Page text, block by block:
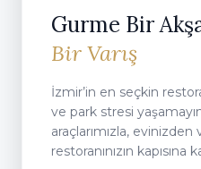
Gurme Bir
Bir Varış
İzmir’in en seçkin
ve park stresi
araçlarımızla,
restoranınızın